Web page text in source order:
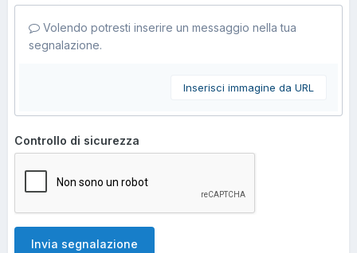
Volendo potresti inserire un messaggio nella tua
segnalazione.
Inserisci immagine da URL
Controllo di sicurezza
Invia segnalazione